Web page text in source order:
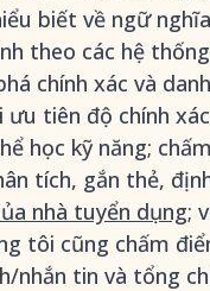
biết về ngữ
theo các hệ
chính xác và
ưu tiên độ chính
học kỹ năng;
tích, gắn thẻ,
nhà tuyển dụng;
tôi cũng chấm
nhắn tin và tổng